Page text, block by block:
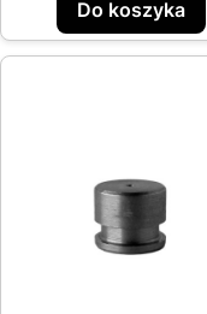
Do koszyka